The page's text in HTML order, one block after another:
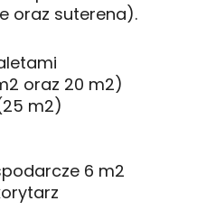
oraz suterena).
oraz 20 m2)
m2)
6 m2